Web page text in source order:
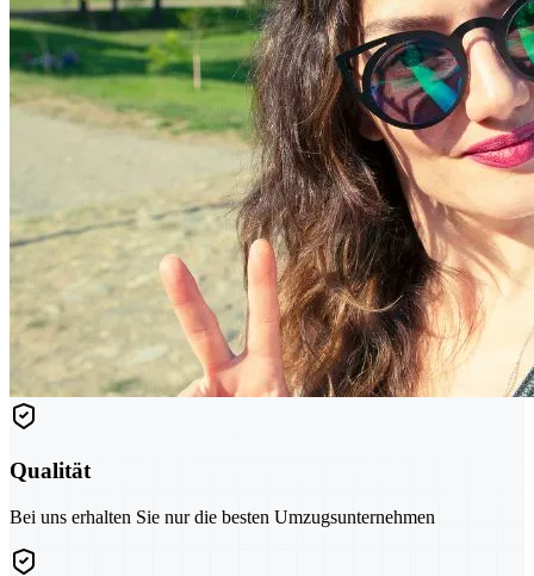
Qualität
Bei uns erhalten Sie nur die besten Umzugsunternehmen